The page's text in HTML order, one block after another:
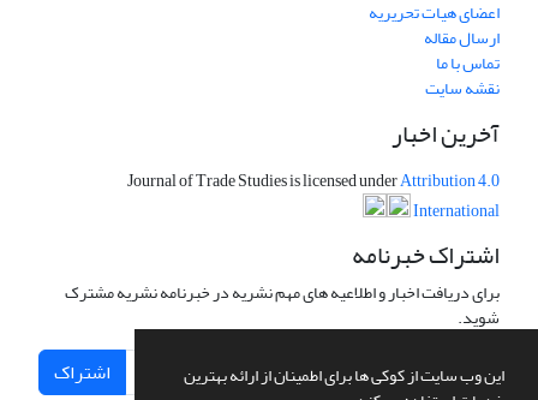
این وب سایت از کوکی ها برای اطمینان از ارائه بهترین
اعضای هیات تحریریه
ارسال مقاله
تماس با ما
نقشه سایت
آخرین اخبار
Journal of Trade Studies is licensed underAttribution 4.0
International
اشتراک خبرنامه
برای دریافت اخبار و اطلاعیه های مهم نشریه در خبرنامه نشریه مشترک
شوید.
اشتراک